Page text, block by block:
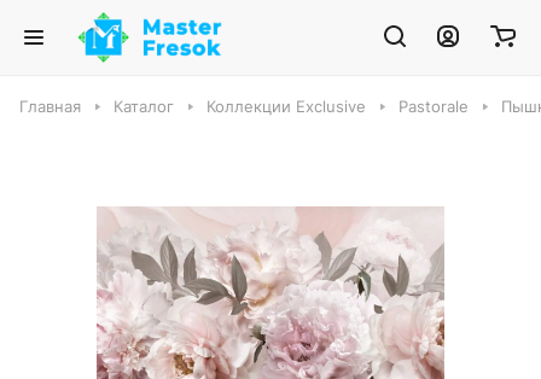
Главная Каталог Коллекции Exclusive Pastorale